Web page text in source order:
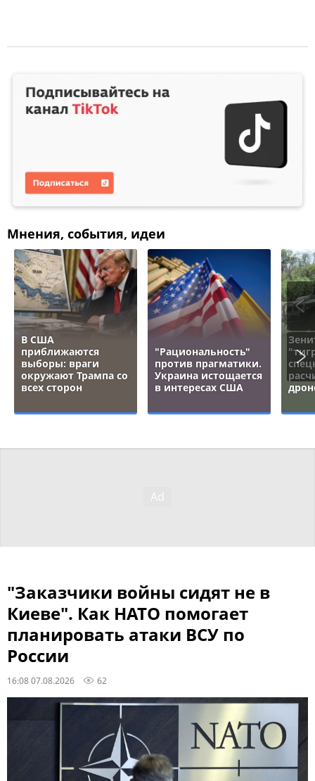
Мнения, события, идеи
В США
приближаются
выборы: враги
окружают Трампа со
всех сторон
"Рациональность"
против прагматики.
Украина истощается
в интересах США
"Заказчики войны сидят не в
Киеве". Как НАТО помогает
планировать атаки ВСУ по
России
16:08 07.08.2026 62